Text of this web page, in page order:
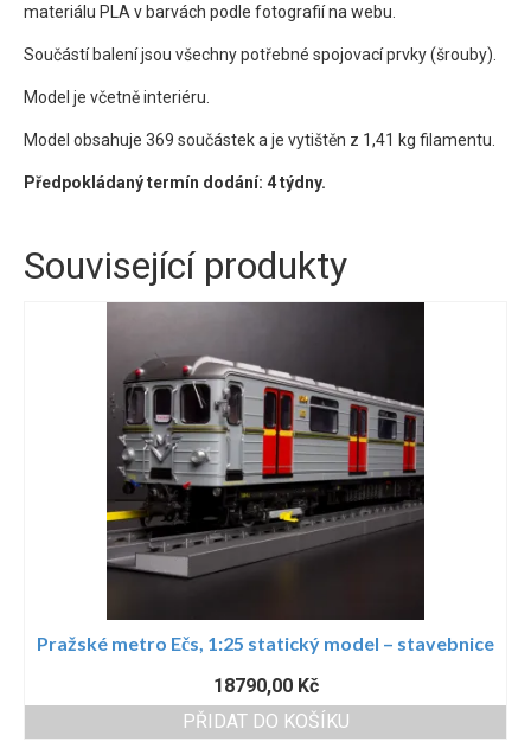
materiálu PLA v barvách podle fotografií na webu.
Součástí balení jsou všechny potřebné spojovací prvky (šrouby).
Model je včetně interiéru.
Model obsahuje 369 součástek a je vytištěn z 1,41 kg filamentu.
Předpokládaný termín dodání: 4 týdny.
Související produkty
Pražské metro Ečs, 1:25 statický model – stavebnice
18790,00 Kč
PŘIDAT DO KOŠÍKU